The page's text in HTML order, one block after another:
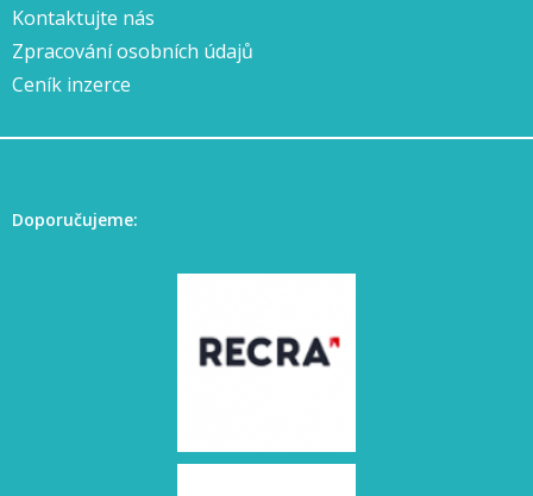
Kontaktujte nás
Zpracování osobních údajů
Ceník inzerce
Doporučujeme: